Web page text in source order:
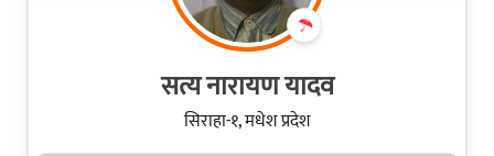
सत्य नारायण यादव
सिराहा-१, मधेश प्रदेश